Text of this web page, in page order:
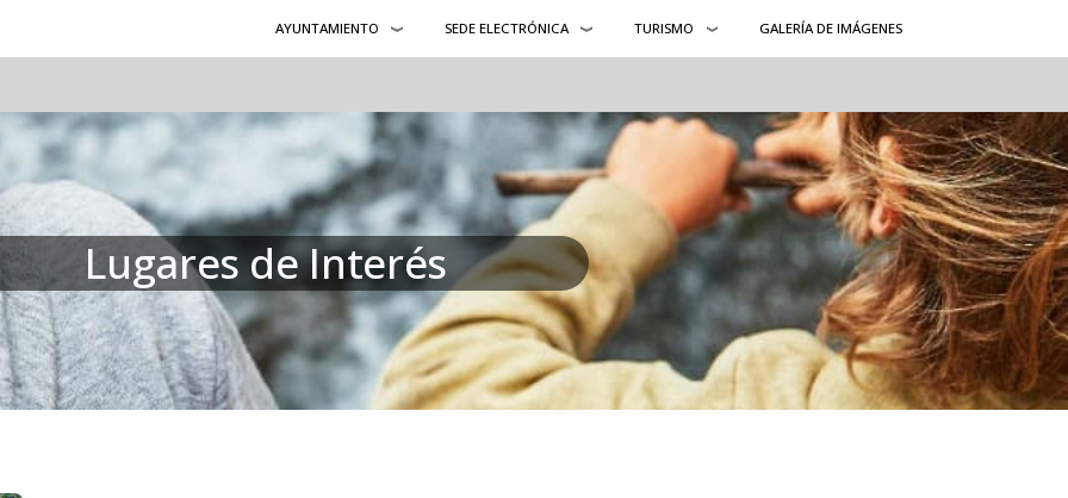
AYUNTAMIENTO SEDE ELECTRÓNICA TURISMO GALERÍA DE IMÁGENES
Lugares de Interés